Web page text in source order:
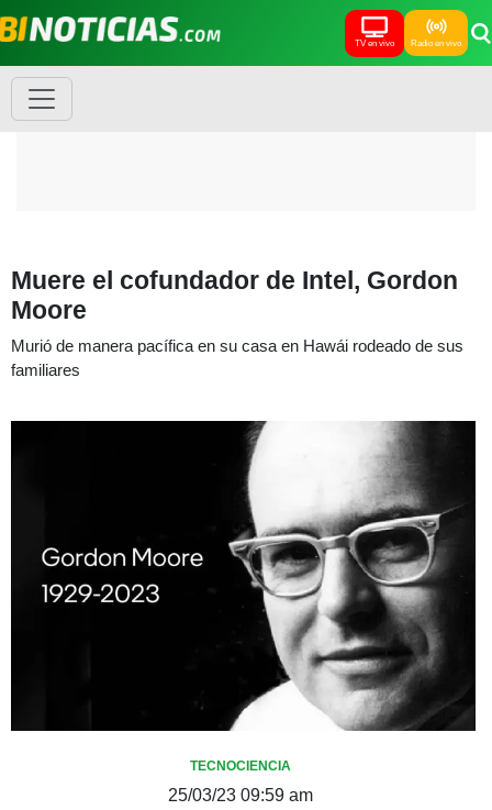
TV en vivo Radio en vivo
Muere el cofundador de Intel, Gordon
Moore
Murió de manera pacífica en su casa en Hawái rodeado de sus
familiares
TECNOCIENCIA
25/03/23 09:59 am